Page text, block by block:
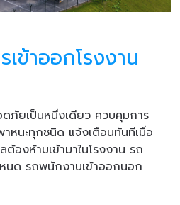
ข้าออกโรงงาน
ภัยเป็นหนึ่งเดียว ควบคุมการ
หนะทุกชนิด แจ้งเตือนทันทีเมื่อ
องห้ามเข้ามาในโรงงาน รถ
นด รถพนักงานเข้าออกนอก